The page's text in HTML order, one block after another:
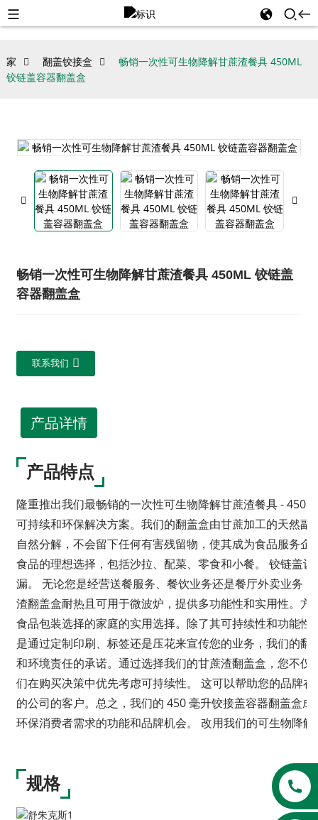
家 翻盖铰接盒
畅销一次性可生物降解甘蔗渣餐具 450ML
铰链盖容器翻盖盒
畅销一次性可生物降解甘蔗渣餐具 450ML 铰链盖
容器翻盖盒
联系我们
产品详情
产品特点
隆重推出我们最畅销的一次性可生物降解甘蔗渣餐具 -
可持续和环保解决方案。我们的翻盖盒由甘蔗加工的天然
自然分解，不会留下任何有害残留物，使其成为食品服务
食品的理想选择，包括沙拉、配菜、零食和小餐。 铰链盖
漏。 无论您是经营送餐服务、餐饮业务还是餐厅外卖业务
渣翻盖盒耐热且可用于微波炉，提供多功能性和实用性。
食品包装选择的家庭的实用选择。除了其可持续性和功能
是通过定制印刷、标签还是压花来宣传您的业务，我们的
和环境责任的承诺。通过选择我们的甘蔗渣翻盖盒，您不
们在购买决策中优先考虑可持续性。 这可以帮助您的品牌
的公司的客户。总之，我们的 450 毫升铰接盖容器翻盖盒
环保消费者需求的功能和品牌机会。 改用我们的可生物降
规格